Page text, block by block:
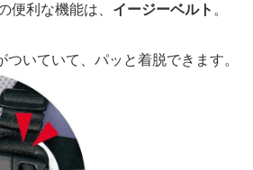
便利な機能は、 イージーベルト 。
いていて、パッと着脱できます。